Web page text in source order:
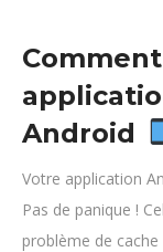
Android
Votre application
Pas de panique !
problème de